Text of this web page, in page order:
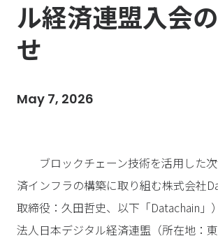
ル経済連盟入会
せ
May 7, 2026
ブロックチェーン技術を活用した次
済インフラの構築に取り組む株式会社
取締役：久田哲史、以下「Datachain」
法人日本デジタル経済連盟（所在地：